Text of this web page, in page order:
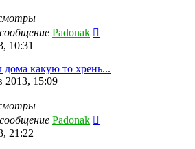
Padonak
10:31
какую то хрень...
2013, 15:09
Padonak
21:22